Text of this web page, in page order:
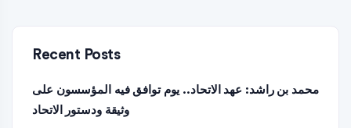
Recent Posts
محمد بن راشد: عهد الاتحاد.. يوم توافق فيه المؤسسون على
وثيقة ودستور الاتحاد